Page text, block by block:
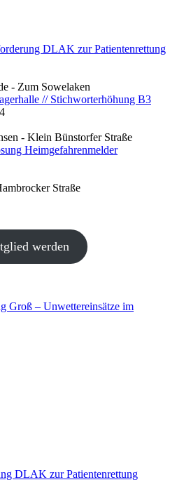
DLAK zur Patientenrettung
- Zum Sowelaken
// Stichworterhöhung B3
- Klein Bünstorfer Straße
Heimgefahrenmelder
Straße
werden
Groß – Unwettereinsätze im
DLAK zur Patientenrettung